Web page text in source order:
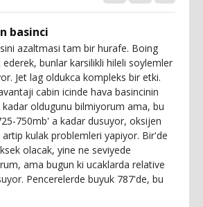
basinci
azaltmasi tam bir hurafe. Boing
bunlar karsilikli hileli soylemler
Jet lag oldukca kompleks bir etki.
cabin icinde hava basincinin
oldugunu bilmiyorum ama, bu
750mb' a kadar dusuyor, oksijen
kulak problemleri yapiyor. Bir'de
olacak, yine ne seviyede
ama bugun ki ucaklarda relative
Pencerelerde buyuk 787'de, bu